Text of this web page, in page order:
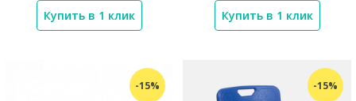
Купить в 1 клик Купить в 1 клик
-15% -15%